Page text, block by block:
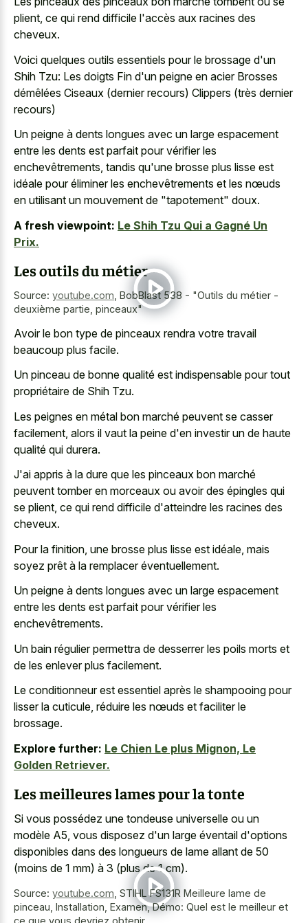
plient, ce qui rend difficile l'accès aux racines des
cheveux.
Voici quelques outils essentiels pour le brossage d'un
Shih Tzu: Les doigts Fin d'un peigne en acier Brosses
démêlées Ciseaux (dernier recours) Clippers (très dernier
recours)
Un peigne à dents longues avec un large espacement
entre les dents est parfait pour vérifier les
enchevêtrements, tandis qu'une brosse plus lisse est
idéale pour éliminer les enchevêtrements et les nœuds
en utilisant un mouvement de "tapotement" doux.
A fresh viewpoint: Le Shih Tzu Qui a Gagné Un
Prix.
Les outils du métier
Source: youtube.com BobBlast 538 - "Outils du métier -
deuxième partie, pinceaux"
Avoir le bon type de pinceaux rendra votre travail
beaucoup plus facile.
Un pinceau de bonne qualité est indispensable pour tout
propriétaire de Shih Tzu.
Les peignes en métal bon marché peuvent se casser
facilement, alors il vaut la peine d'en investir un de haute
qualité qui durera.
J'ai appris à la dure que les pinceaux bon marché
peuvent tomber en morceaux ou avoir des épingles qui
se plient, ce qui rend difficile d'atteindre les racines des
cheveux.
Pour la finition, une brosse plus lisse est idéale, mais
soyez prêt à la remplacer éventuellement.
Un peigne à dents longues avec un large espacement
entre les dents est parfait pour vérifier les
enchevêtrements.
Un bain régulier permettra de desserrer les poils morts et
de les enlever plus facilement.
Le conditionneur est essentiel après le shampooing pour
lisser la cuticule, réduire les nœuds et faciliter le
brossage.
Explore further: Le Chien Le plus Mignon, Le
Golden Retriever.
Les meilleures lames pour la tonte
Si vous possédez une tondeuse universelle ou un
modèle A5, vous disposez d'un large éventail d'options
disponibles dans des longueurs de lame allant de 50
(moins de 1 mm) à 3 (plus de 1 cm).
Source: youtube.com STIHL FS131R Meilleure lame de
pinceau, Installation, Examen, Démo: Quel est le meilleur et
ce que vous devriez obtenir